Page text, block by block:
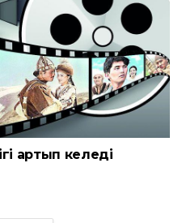
артып келеді